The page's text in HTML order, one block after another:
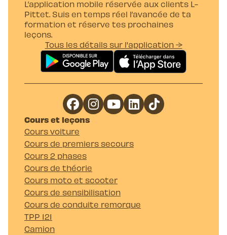
L’application mobile réservée aux clients L-
Pittet. Suis en temps réel l’avancée de ta
formation et réserve tes prochaines
leçons.
Tous les détails sur l'application →
Cours et leçons
Cours voiture
Cours de premiers secours
Cours 2 phases
Cours de théorie
Cours moto et scooter
Cours de sensibilisation
Cours de conduite remorque
TPP 121
Camion